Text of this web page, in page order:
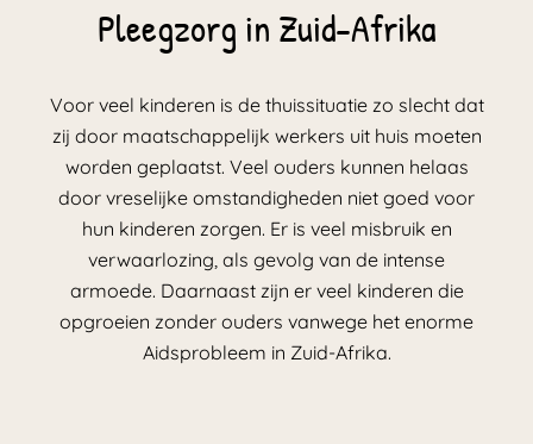
Pleegzorg in Zuid-Afrika
Voor veel kinderen is de thuissituatie zo slecht dat
zij door maatschappelijk werkers uit huis moeten
worden geplaatst. Veel ouders kunnen helaas
door vreselijke omstandigheden niet goed voor
hun kinderen zorgen. Er is veel misbruik en
verwaarlozing, als gevolg van de intense
armoede. Daarnaast zijn er veel kinderen die
opgroeien zonder ouders vanwege het enorme
Aidsprobleem in Zuid-Afrika.